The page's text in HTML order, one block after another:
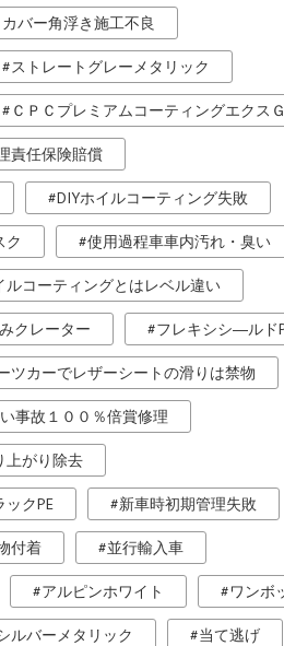
バー角浮き施工不良
ストレートグレーメタリック
ＣＰＣプレミアムコーティングエクスＧ
責任保険賠償
DIYホイルコーティング失敗
ク 使用過程車車内汚れ・臭い
ルコーティングとはレベル違い
クレーター フレキシシ―ルド
ツカーでレザーシートの滑りは禁物
事故１００％倍賞修理
上がり除去
クPE 新車時初期管理失敗
付着 並行輸入車
アルピンホワイト ワンボ
ルバーメタリック 当て逃げ